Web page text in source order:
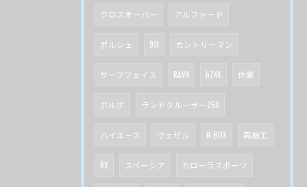
クロスオーバー アルファード
ポルシェ 911 カントリーマン
サーブフェイス RAV4 bZ4X 休業
ボルボ ランドクルーザー250
ハイエース ヴェゼル N-BOX 再施工
RX スペーシア カローラスポーツ